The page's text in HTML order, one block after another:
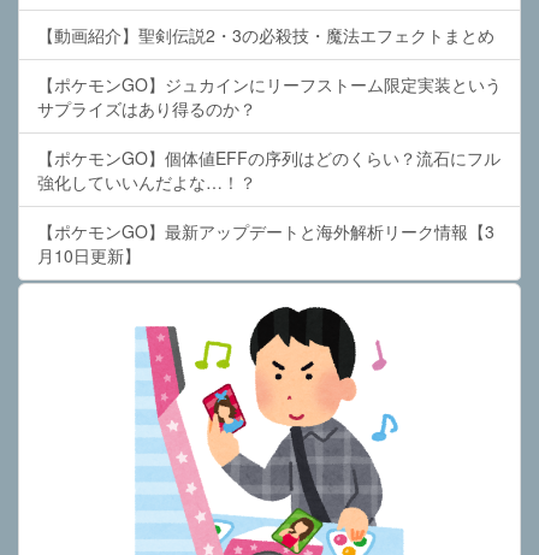
【動画紹介】聖剣伝説2・3の必殺技・魔法エフェクトまとめ
【ポケモンGO】ジュカインにリーフストーム限定実装という
サプライズはあり得るのか？
【ポケモンGO】個体値EFFの序列はどのくらい？流石にフル
強化していいんだよな…！？
【ポケモンGO】最新アップデートと海外解析リーク情報【3
月10日更新】